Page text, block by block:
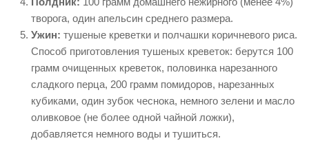
творога, один апельсин среднего размера.
Ужин: тушеные креветки и полчашки коричневого риса.
Способ приготовления тушеных креветок: берутся 100
грамм очищенных креветок, половинка нарезанного
сладкого перца, 200 грамм помидоров, нарезанных
кубиками, один зубок чеснока, немного зелени и масло
оливковое (не более одной чайной ложки),
добавляется немного воды и тушиться.